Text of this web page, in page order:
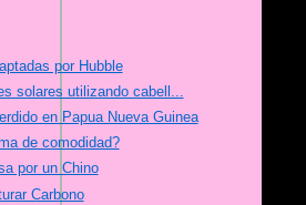
por Hubble
solares utilizando cabell...
en Papua Nueva Guinea
de comodidad?
por un Chino
Carbono